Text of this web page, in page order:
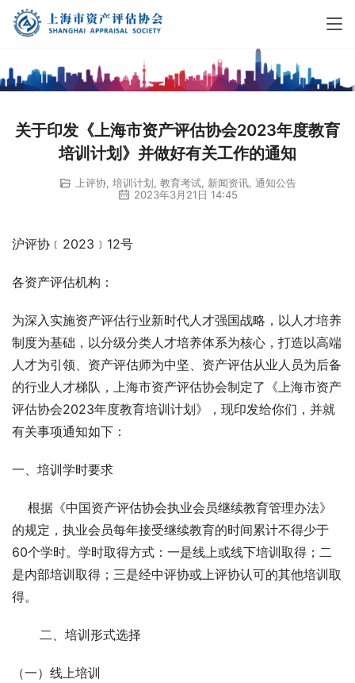
关于印发《上海市资产评估协会2023年度教育
培训计划》并做好有关工作的通知
上评协, 培训计划 教育考试 新闻资讯, 通知公告
2023年3月21日 14:45
沪评协﹝2023﹞12号
各资产评估机构：
为深入实施资产评估行业新时代人才强国战略，以人才培养
制度为基础，以分级分类人才培养体系为核心，打造以高端
人才为引领、资产评估师为中坚、资产评估从业人员为后备
的行业人才梯队，上海市资产评估协会制定了《上海市资产
评估协会2023年度教育培训计划》，现印发给你们，并就
有关事项通知如下：
一、培训学时要求
根据《中国资产评估协会执业会员继续教育管理办法》
的规定，执业会员每年接受继续教育的时间累计不得少于
60个学时。学时取得方式：一是线上或线下培训取得；二
是内部培训取得；三是经中评协或上评协认可的其他培训取
得。
二、培训形式选择
（一）线上培训